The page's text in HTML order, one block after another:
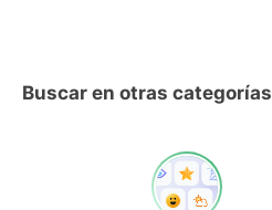
Buscar en otras categorías